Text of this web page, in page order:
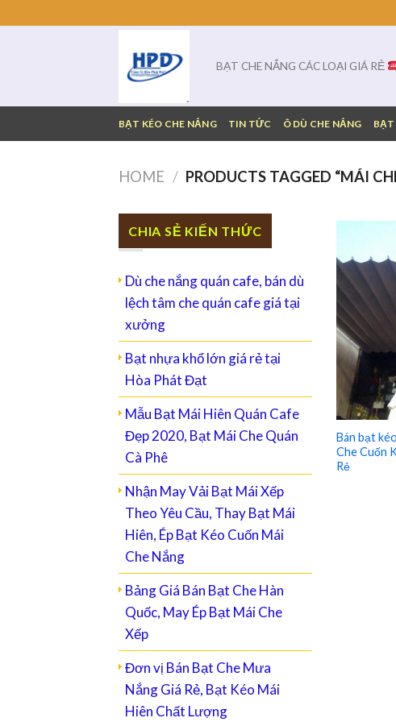
to
BẠT CHE NẮNG CÁC LOẠI GIÁ RẺ
BẠT KÉO CHE NẮNG TIN TỨC Ô DÙ CHE NẮNG BẠT
HOME / PRODUCTS TAGGED “MÁI
CHIA SẺ KIẾN THỨC
Dù che nắng quán cafe, bán dù
lệch tâm che quán cafe giá tại
xưởng
Bạt nhựa khổ lớn giá rẻ tại
Hòa Phát Đạt
Mẫu Bạt Mái Hiên Quán Cafe
Đẹp 2020, Bạt Mái Che Quán
Cà Phê
Nhận May Vải Bạt Mái Xếp
Theo Yêu Cầu, Thay Bạt Mái
Hiên, Ép Bạt Kéo Cuốn Mái
Che Nắng
Bảng Giá Bán Bạt Che Hàn
Quốc, May Ép Bạt Mái Che
Xếp
Đơn vị Bán Bạt Che Mưa
Nắng Giá Rẻ, Bạt Kéo Mái
Hiên Chất Lượng
Bán bạt
Che Cuốn
Rẻ